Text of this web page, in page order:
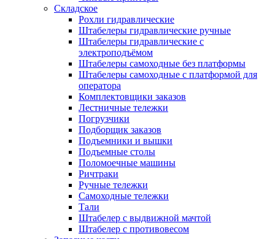
Складское
Рохли гидравлические
Штабелеры гидравлические ручные
Штабелеры гидравлические с
электроподъёмом
Штабелеры самоходные без платформы
Штабелеры самоходные с платформой для
оператора
Комплектовщики заказов
Лестничные тележки
Погрузчики
Подборщик заказов
Подъемники и вышки
Подъемные столы
Поломоечные машины
Ричтраки
Ручные тележки
Самоходные тележки
Тали
Штабелер с выдвижной мачтой
Штабелер с противовесом